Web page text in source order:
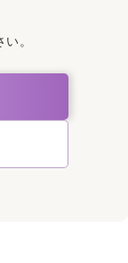
。